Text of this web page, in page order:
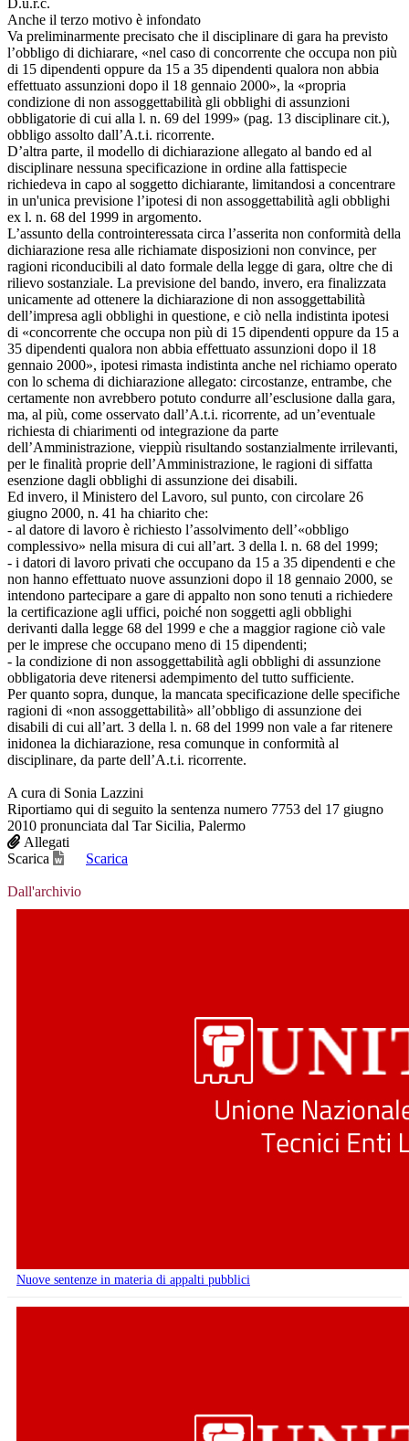
Anche il terzo motivo è infondato
Va preliminarmente precisato che il disciplinare di gara ha previsto
l’obbligo di dichiarare, «nel caso di concorrente che occupa non più
di 15 dipendenti oppure da 15 a 35 dipendenti qualora non abbia
effettuato assunzioni dopo il 18 gennaio 2000», la «propria
condizione di non assoggettabilità gli obblighi di assunzioni
obbligatorie di cui alla l. n. 69 del 1999» (pag. 13 disciplinare cit.),
obbligo assolto dall’A.t.i. ricorrente.
D’altra parte, il modello di dichiarazione allegato al bando ed al
disciplinare nessuna specificazione in ordine alla fattispecie
richiedeva in capo al soggetto dichiarante, limitandosi a concentrare
in un'unica previsione l’ipotesi di non assoggettabilità agli obblighi
ex l. n. 68 del 1999 in argomento.
L’assunto della controinteressata circa l’asserita non conformità della
dichiarazione resa alle richiamate disposizioni non convince, per
ragioni riconducibili al dato formale della legge di gara, oltre che di
rilievo sostanziale. La previsione del bando, invero, era finalizzata
unicamente ad ottenere la dichiarazione di non assoggettabilità
dell’impresa agli obblighi in questione, e ciò nella indistinta ipotesi
di «concorrente che occupa non più di 15 dipendenti oppure da 15 a
35 dipendenti qualora non abbia effettuato assunzioni dopo il 18
gennaio 2000», ipotesi rimasta indistinta anche nel richiamo operato
con lo schema di dichiarazione allegato: circostanze, entrambe, che
certamente non avrebbero potuto condurre all’esclusione dalla gara,
ma, al più, come osservato dall’A.t.i. ricorrente, ad un’eventuale
richiesta di chiarimenti od integrazione da parte
dell’Amministrazione, vieppiù risultando sostanzialmente irrilevanti,
per le finalità proprie dell’Amministrazione, le ragioni di siffatta
esenzione dagli obblighi di assunzione dei disabili.
Ed invero, il Ministero del Lavoro, sul punto, con circolare 26
giugno 2000, n. 41 ha chiarito che:
- al datore di lavoro è richiesto l’assolvimento dell’«obbligo
complessivo» nella misura di cui all’art. 3 della l. n. 68 del 1999;
- i datori di lavoro privati che occupano da 15 a 35 dipendenti e che
non hanno effettuato nuove assunzioni dopo il 18 gennaio 2000, se
intendono partecipare a gare di appalto non sono tenuti a richiedere
la certificazione agli uffici, poiché non soggetti agli obblighi
derivanti dalla legge 68 del 1999 e che a maggior ragione ciò vale
per le imprese che occupano meno di 15 dipendenti;
- la condizione di non assoggettabilità agli obblighi di assunzione
obbligatoria deve ritenersi adempimento del tutto sufficiente.
Per quanto sopra, dunque, la mancata specificazione delle specifiche
ragioni di «non assoggettabilità» all’obbligo di assunzione dei
disabili di cui all’art. 3 della l. n. 68 del 1999 non vale a far ritenere
inidonea la dichiarazione, resa comunque in conformità al
disciplinare, da parte dell’A.t.i. ricorrente.
A cura di Sonia Lazzini
Riportiamo qui di seguito la sentenza numero 7753 del 17 giugno
2010 pronunciata dal Tar Sicilia, Palermo
Allegati
Scarica
Scarica
Dall'archivio
Nuove sentenze in materia di appalti pubblici